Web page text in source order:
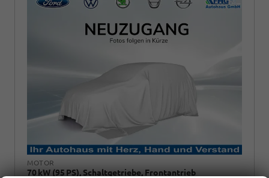
MOTOR
70 kW (95 PS), Schaltgetriebe, Frontantrieb